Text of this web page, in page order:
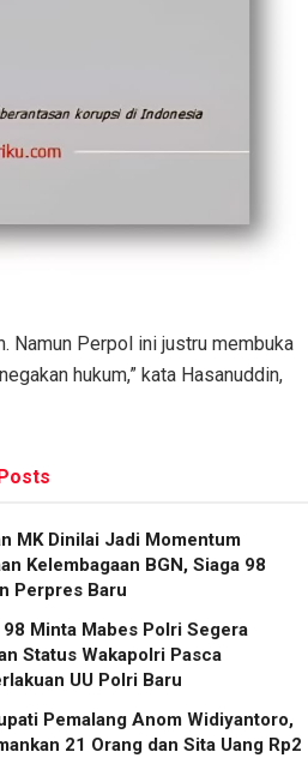
Namun Perpol ini justru membuka
hukum,” kata Hasanuddin,
MK Dinilai Jadi Momentum
Kelembagaan BGN, Siaga 98
Perpres Baru
98 Minta Mabes Polri Segera
Status Wakapolri Pasca
UU Polri Baru
Pemalang Anom Widiyantoro,
21 Orang dan Sita Uang Rp2